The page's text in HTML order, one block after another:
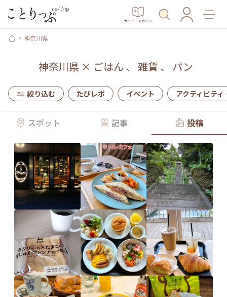
ガイド・マガジン
神奈川県
神奈川県× ごはん 、 雑貨 、 パン
絞り込む たびレポ イベント アクティビティ
スポット 記事 投稿